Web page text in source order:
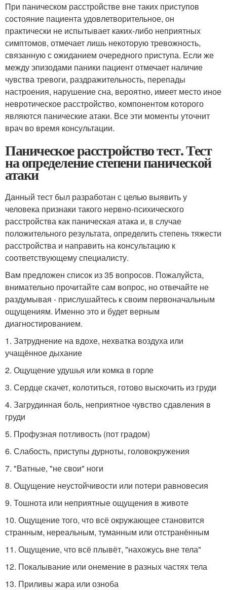
При паническом расстройстве вне таких приступов
состояние пациента удовлетворительное, он
практически не испытывает каких-либо неприятных
симптомов, отмечает лишь некоторую тревожность,
связанную с ожиданием очередного приступа. Если же
между эпизодами паники пациент отмечает наличие
чувства тревоги, раздражительность, перепады
настроения, нарушение сна, вероятно, имеет место иное
невротическое расстройство, компонентом которого
являются панические атаки. Все эти моменты уточнит
врач во время консультации.
Паническое расстройство тест. Тест
на определение степени панической
атаки
Данный тест был разработан с целью выявить у
человека признаки такого нервно-психического
расстройства как паническая атака и, в случае
положительного результата, определить степень тяжести
расстройства и направить на консультацию к
соответствующему специалисту.
Вам предложен список из 35 вопросов. Пожалуйста,
внимательно прочитайте сам вопрос, но отвечайте не
раздумывая - прислушайтесь к своим первоначальным
ощущениям. Именно это и будет верным
диагностированием.
1. Затруднение на вдохе, нехватка воздуха или
учащённое дыхание
2. Ощущение удушья или комка в горле
3. Сердце скачет, колотиться, готово выскочить из груди
4. Загрудинная боль, неприятное чувство сдавления в
груди
5. Профузная потливость (пот градом)
6. Слабость, приступы дурноты, головокружения
7. "Ватные, "не свои" ноги
8. Ощущение неустойчивости или потери равновесия
9. Тошнота или неприятные ощущения в животе
10. Ощущение того, что всё окружающее становится
странным, нереальным, туманным или отстранённым
11. Ощущение, что всё плывёт, "нахожусь вне тела"
12. Покалывание или онемение в разных частях тела
13. Приливы жара или озноба